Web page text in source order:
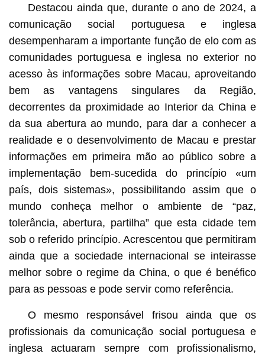
Destacou ainda que, durante o ano de 2024, a
comunicação social portuguesa e inglesa
desempenharam a importante função de elo com as
comunidades portuguesa e inglesa no exterior no
acesso às informações sobre Macau, aproveitando
bem as vantagens singulares da Região,
decorrentes da proximidade ao Interior da China e
da sua abertura ao mundo, para dar a conhecer a
realidade e o desenvolvimento de Macau e prestar
informações em primeira mão ao público sobre a
implementação bem-sucedida do princípio «um
país, dois sistemas», possibilitando assim que o
mundo conheça melhor o ambiente de “paz,
tolerância, abertura, partilha” que esta cidade tem
sob o referido princípio. Acrescentou que permitiram
ainda que a sociedade internacional se inteirasse
melhor sobre o regime da China, o que é benéfico
para as pessoas e pode servir como referência.
O mesmo responsável frisou ainda que os
profissionais da comunicação social portuguesa e
inglesa actuaram sempre com profissionalismo,